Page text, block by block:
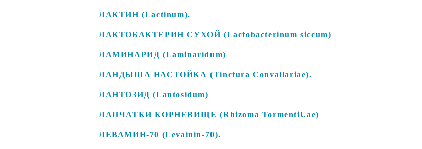
ЛАКТИН (Lactinum).
ЛАКТОБАКТЕРИН СУХОЙ (Lactobacterinum siccum)
ЛАМИНАРИД (Laminaridum)
ЛАНДЫША НАСТОЙКА (Tinctura Convallariae).
ЛАНТОЗИД (Lantosidum)
ЛАПЧАТКИ КОРНЕВИЩЕ (Rhizoma TormentiUae)
ЛЕВАМИН-70 (Levainin-70).